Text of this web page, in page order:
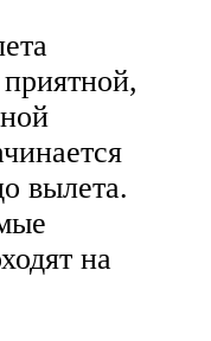
вылета.
на